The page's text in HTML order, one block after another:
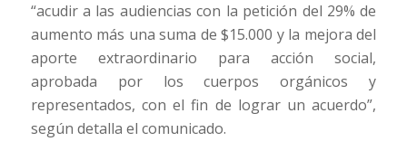
“acudir a las audiencias con la petición del 29% de
aumento más una suma de $15.000 y la mejora del
aporte extraordinario para acción social,
aprobada por los cuerpos orgánicos y
representados, con el fin de lograr un acuerdo”,
según detalla el comunicado.